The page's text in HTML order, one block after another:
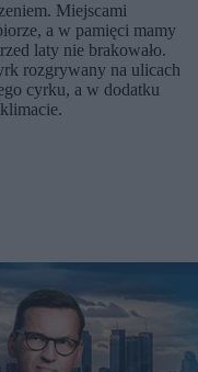
Miejscami
a w pamięci mamy
laty nie brakowało.
rozgrywany na ulicach
cyrku, a w dodatku